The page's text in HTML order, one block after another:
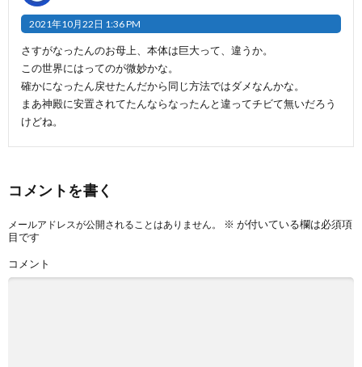
2021年10月22日 1:36 PM
さすがなったんのお母上、本体は巨大って、違うか。
この世界にはってのが微妙かな。
確かになったん戻せたんだから同じ方法ではダメなんかな。
まあ神殿に安置されてたんならなったんと違ってチビて無いだろう
けどね。
コメントを書く
メールアドレスが公開されることはありません。 ※ が付いている欄は必須項
目です
コメント